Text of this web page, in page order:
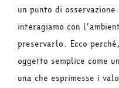
un punto di
interagiamo con
preservarlo. Ecco
oggetto semplice come
una che esprimesse i